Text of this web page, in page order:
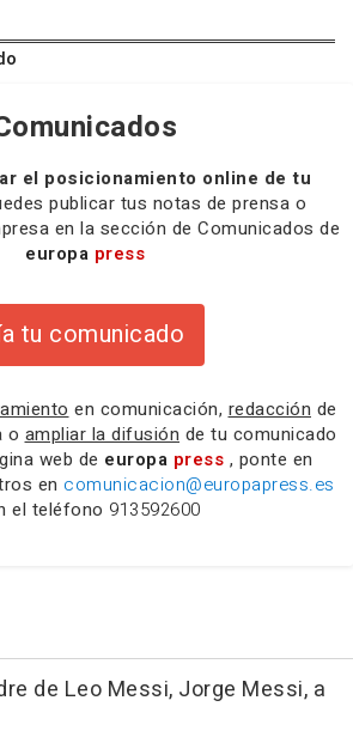
el posicionamiento online de tu
publicar tus notas de prensa o
en la sección de Comunicados de
europa press
tu comunicado
en comunicación, redacción de
o ampliar la difusión de tu comunicado
web de europa press , ponte en
en comunicacion@europapress.es
el teléfono 913592600
de Leo Messi, Jorge Messi, a